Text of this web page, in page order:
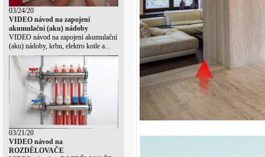
03/24/20
VIDEO návod na zapojení
akumulační (aku) nádoby
VIDEO návod na zapojení akumulační
(aku) nádoby, krbu, elektro kotle a...
03/21/20
VIDEO návod na
ROZDĚLOVAČE